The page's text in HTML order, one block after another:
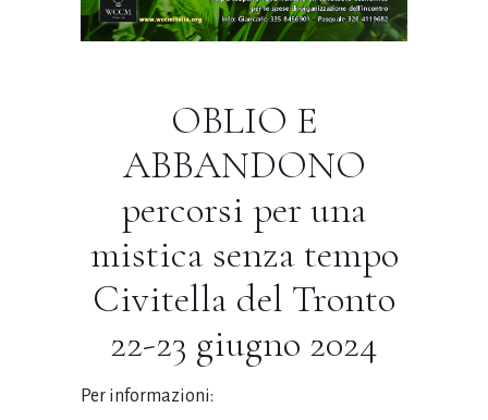
OBLIO E
ABBANDONO
percorsi per una
mistica senza tempo
Civitella del Tronto
22-23 giugno 2024
Per informazioni: